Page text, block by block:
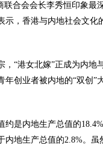
合会会长李秀恒印象最
示，香港与内地社会文化
，“港女北嫁”正成为内
创业者被内地的“双创”
约是内地生产总值的
内地生产总值的2.8%。